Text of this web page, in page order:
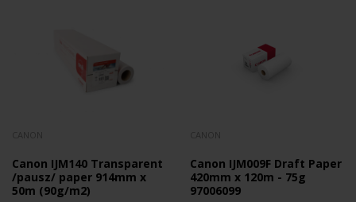
Canon IJM140 Transparent
/pausz/ paper 914mm x
50m (90g/m2)
Canon IJM009F Draft Paper
420mm x 120m - 75g
97006099